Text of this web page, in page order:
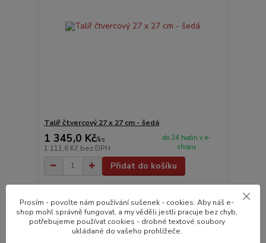
Talíř čtvercový 27 x 27 cm - šedá
1 345,0 Kč/ks
1 111,6 Kč bez DPH
do 24 hodin v e-
shopu
Přidat do košíku
Novinka
Prosím - povolte nám používání sušenek - cookies. Aby náš e-
shop mohl správně fungovat, a my věděli jestli pracuje bez chyb,
potřebujeme používat cookies - drobné textové soubory
ukládané do vašeho prohlížeče.